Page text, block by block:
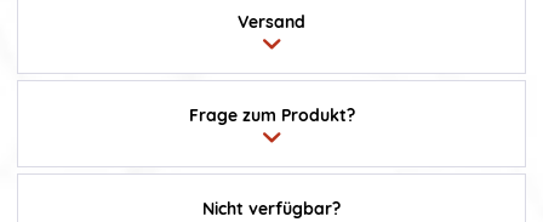
Frage zum Produkt?
Versand
Nicht verfügbar?